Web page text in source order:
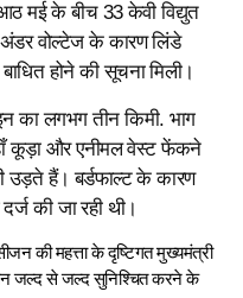
मई के बीच 33 केवी विद्युत
वोल्टेज के कारण लिंडे
होने की सूचना मिली।
का लगभग तीन किमी. भाग
कूड़ा और एनीमल वेस्टफेंकने
उड़ते हैं। बर्डफाल्ट के कारण
की जा रही थी।
की महत्ता के दृष्टिगत मुख्यमंत्री
जल्द से जल्द सुनिश्चित करने के